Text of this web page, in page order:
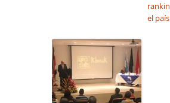
el país